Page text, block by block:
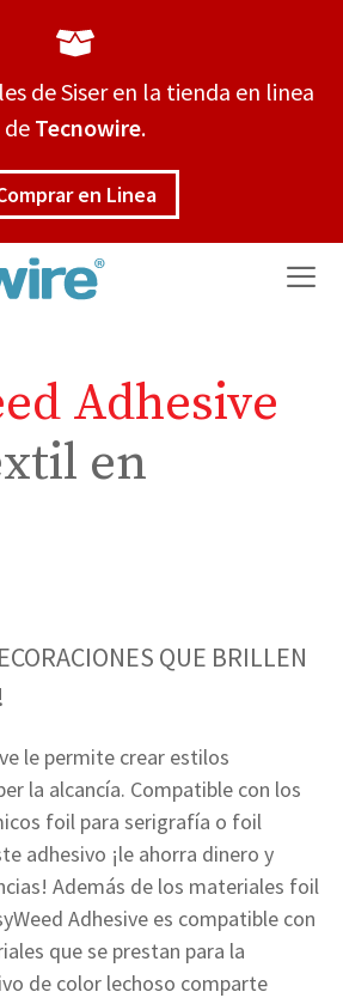
de Siser en la tienda en linea
de Tecnowire.
en Linea
Adhesive
en
QUE BRILLEN
le permite crear estilos
la alcancía. Compatible con los
foil para serigrafía o foil
adhesivo ¡le ahorra dinero y
Además de los materiales foil
Adhesive es compatible con
que se prestan para la
de color lechoso comparte